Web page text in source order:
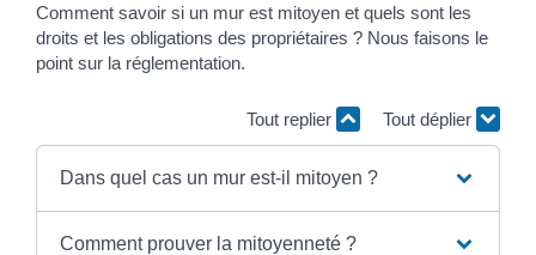
Comment savoir si un mur est mitoyen et quels sont les
droits et les obligations des propriétaires ? Nous faisons le
point sur la réglementation.
Tout replier Tout déplier
Dans quel cas un mur est-il mitoyen ?
Comment prouver la mitoyenneté ?